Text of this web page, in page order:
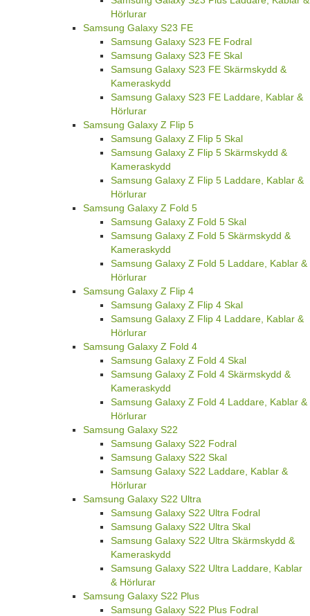
Hörlurar
Samsung Galaxy S23 FE
Samsung Galaxy S23 FE Fodral
Samsung Galaxy S23 FE Skal
Samsung Galaxy S23 FE Skärmskydd &
Kameraskydd
Samsung Galaxy S23 FE Laddare, Kablar &
Hörlurar
Samsung Galaxy Z Flip 5
Samsung Galaxy Z Flip 5 Skal
Samsung Galaxy Z Flip 5 Skärmskydd &
Kameraskydd
Samsung Galaxy Z Flip 5 Laddare, Kablar &
Hörlurar
Samsung Galaxy Z Fold 5
Samsung Galaxy Z Fold 5 Skal
Samsung Galaxy Z Fold 5 Skärmskydd &
Kameraskydd
Samsung Galaxy Z Fold 5 Laddare, Kablar &
Hörlurar
Samsung Galaxy Z Flip 4
Samsung Galaxy Z Flip 4 Skal
Samsung Galaxy Z Flip 4 Laddare, Kablar &
Hörlurar
Samsung Galaxy Z Fold 4
Samsung Galaxy Z Fold 4 Skal
Samsung Galaxy Z Fold 4 Skärmskydd &
Kameraskydd
Samsung Galaxy Z Fold 4 Laddare, Kablar &
Hörlurar
Samsung Galaxy S22
Samsung Galaxy S22 Fodral
Samsung Galaxy S22 Skal
Samsung Galaxy S22 Laddare, Kablar &
Hörlurar
Samsung Galaxy S22 Ultra
Samsung Galaxy S22 Ultra Fodral
Samsung Galaxy S22 Ultra Skal
Samsung Galaxy S22 Ultra Skärmskydd &
Kameraskydd
Samsung Galaxy S22 Ultra Laddare, Kablar
& Hörlurar
Samsung Galaxy S22 Plus
Samsung Galaxy S22 Plus Fodral